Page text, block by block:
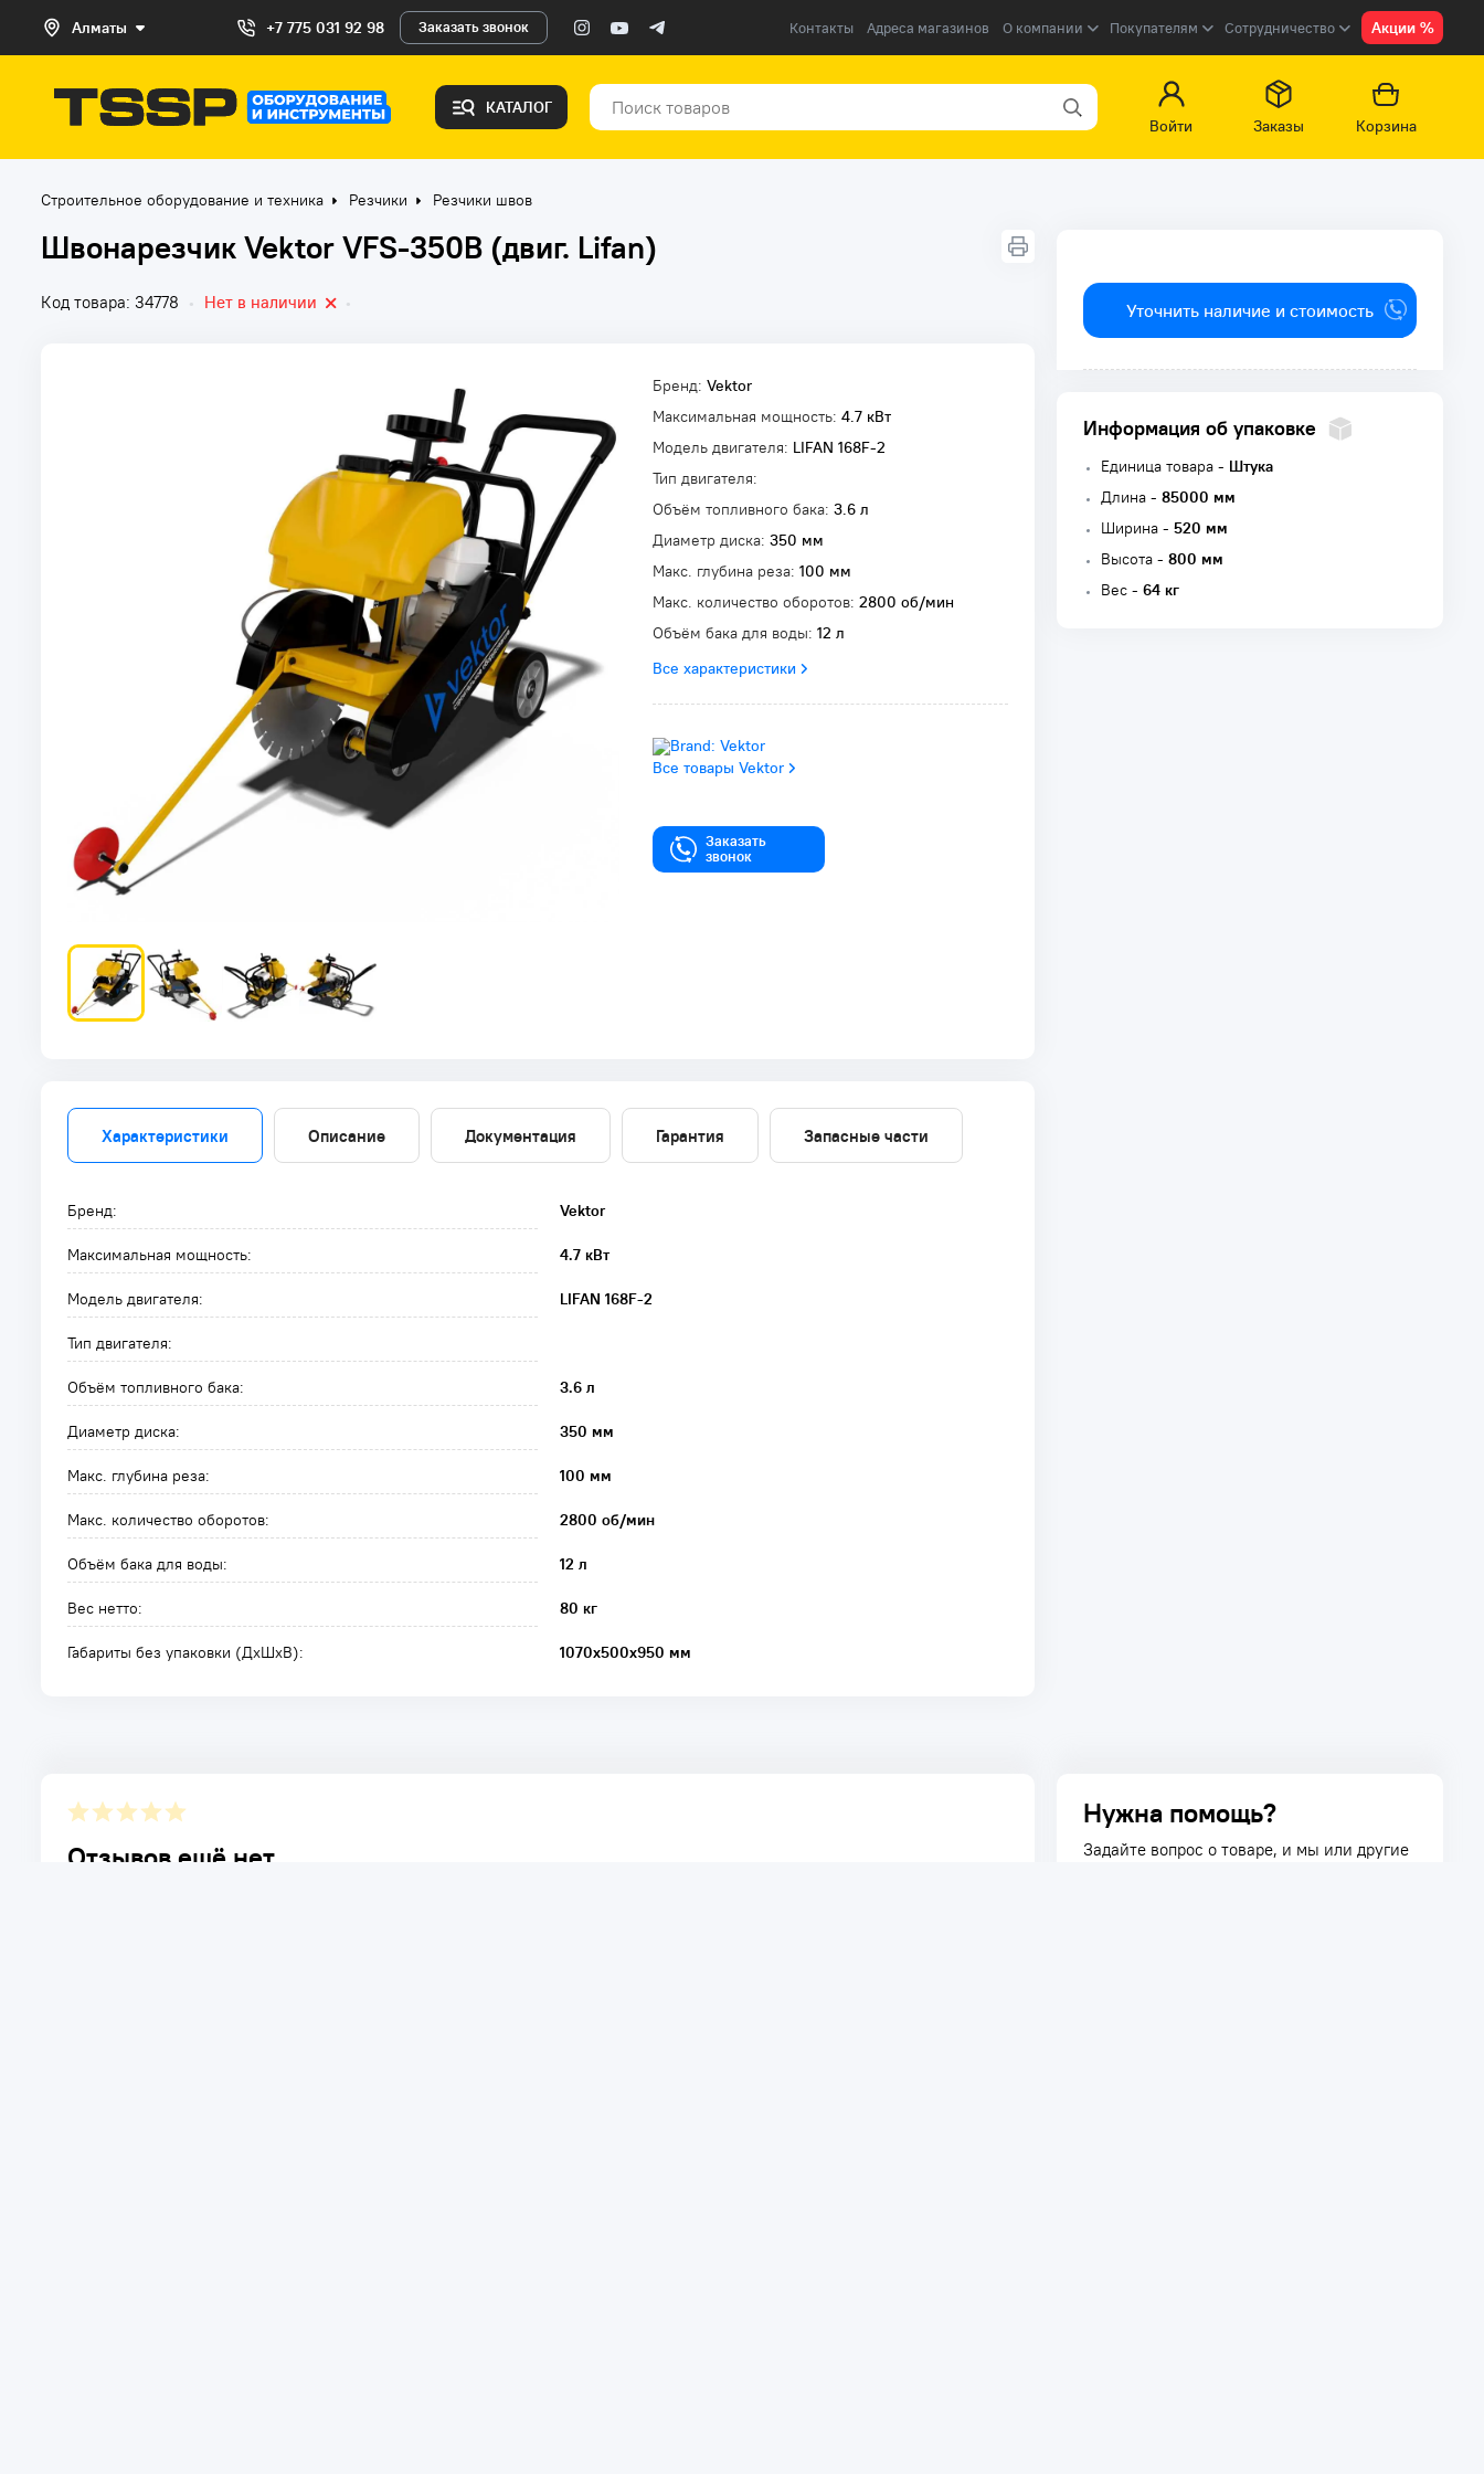
Алматы +7 775 031 92 98 Заказать звонок Контакты Адреса магазинов О компании Покупателям Сотрудничество Акции %
КАТАЛОГ
Войти
Заказы Корзина
Строительное оборудование и техника Резчики Резчики швов
Швонарезчик Vektor VFS-350B (двиг. Lifan)
Код товара: 34778 • Нет в наличии •
Бренд: Vektor
Максимальная мощность: 4.7 кВт
Модель двигателя: LIFAN 168F-2
Тип двигателя:
Объём топливного бака: 3.6 л
Диаметр диска: 350 мм
Макс. глубина реза: 100 мм
Макс. количество оборотов: 2800 об/мин
Объём бака для воды: 12 л
Все характеристики
Все товары Vektor
Заказать
звонок
Уточнить наличие и стоимость
Информация об упаковке
Единица товара - Штука
Длина - 85000 мм
Ширина - 520 мм
Высота - 800 мм
Вес - 64 кг
Характеристики Описание Документация Гарантия Запасные части
Бренд: Vektor
Максимальная мощность: 4.7 кВт
Модель двигателя: LIFAN 168F-2
Тип двигателя:
Объём топливного бака: 3.6 л
Диаметр диска: 350 мм
Макс. глубина реза: 100 мм
Макс. количество оборотов: 2800 об/мин
Объём бака для воды: 12 л
Вес нетто: 80 кг
Габариты без упаковки (ДxШxВ): 1070х500х950 мм
Отзывов ещё нет.
Нужна помощь?
Задайте вопрос о товаре, и мы или другие